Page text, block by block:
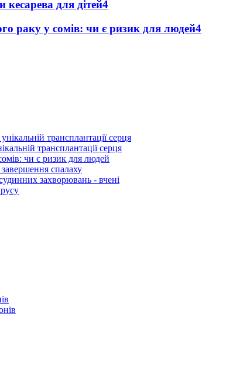
для дітей4
раку у сомів: чи є ризик для людей4
трансплантації серця
чи є ризик для людей
спалаху
захворювань - вчені